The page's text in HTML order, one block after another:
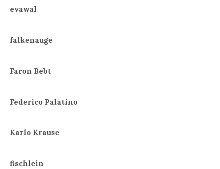
evawal
falkenauge
Faron Bebt
Federico Palatino
Karlo Krause
fischlein